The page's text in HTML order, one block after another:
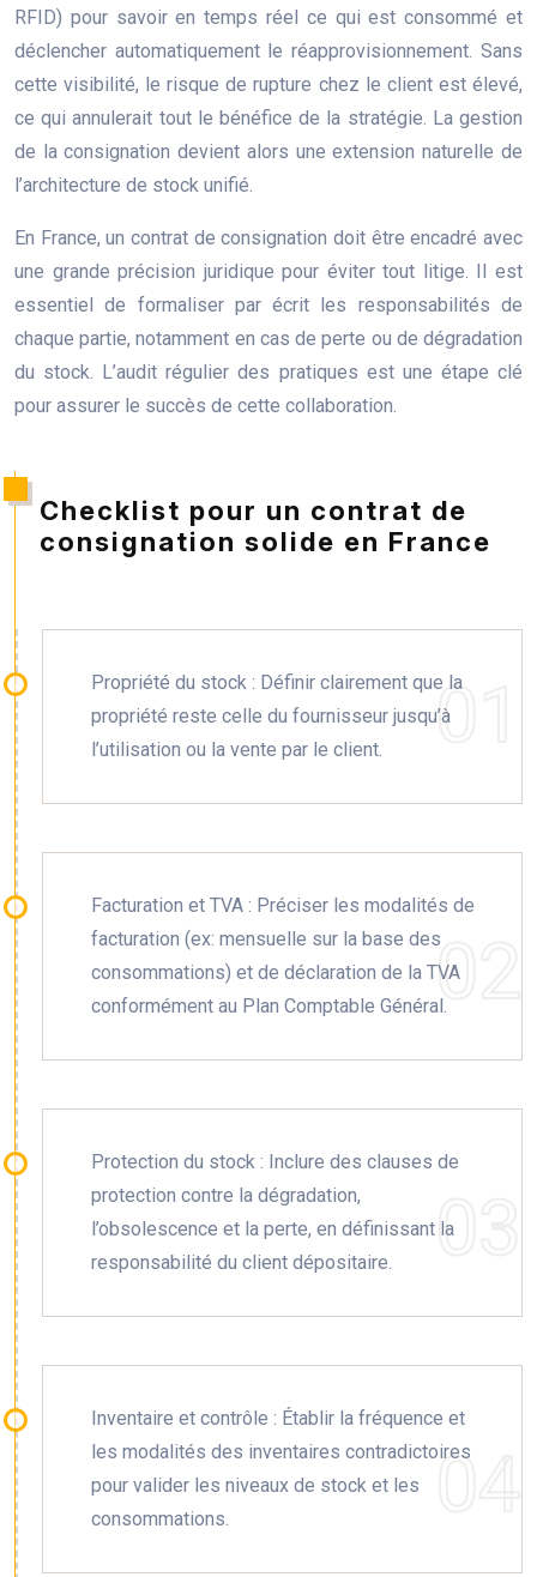
RFID) pour savoir en temps réel ce qui est consommé et
déclencher automatiquement le réapprovisionnement. Sans
cette visibilité, le risque de rupture chez le client est élevé,
ce qui annulerait tout le bénéfice de la stratégie. La gestion
de la consignation devient alors une extension naturelle de
l’architecture de stock unifié.
En France, un contrat de consignation doit être encadré avec
une grande précision juridique pour éviter tout litige. Il est
essentiel de formaliser par écrit les responsabilités de
chaque partie, notamment en cas de perte ou de dégradation
du stock. L’audit régulier des pratiques est une étape clé
pour assurer le succès de cette collaboration.
Checklist pour un contrat de
consignation solide en France
Propriété du stock : Définir clairement que la
propriété reste celle du fournisseur jusqu’à
l’utilisation ou la vente par le client.
Facturation et TVA : Préciser les modalités de
facturation (ex: mensuelle sur la base des
consommations) et de déclaration de la TVA
conformément au Plan Comptable Général.
Protection du stock : Inclure des clauses de
protection contre la dégradation,
l’obsolescence et la perte, en définissant la
responsabilité du client dépositaire.
Inventaire et contrôle : Établir la fréquence et
les modalités des inventaires contradictoires
pour valider les niveaux de stock et les
consommations.